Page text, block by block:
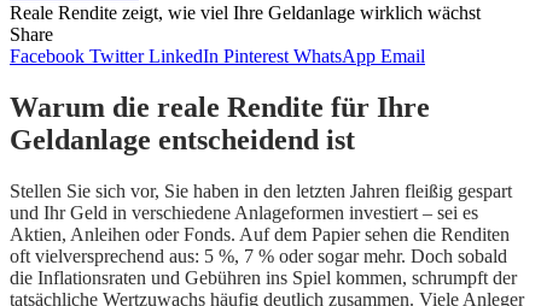
Reale Rendite zeigt, wie viel Ihre Geldanlage wirklich wächst
Share
Facebook Twitter LinkedIn Pinterest WhatsApp Email
Warum die reale Rendite für Ihre
Geldanlage entscheidend ist
Stellen Sie sich vor, Sie haben in den letzten Jahren fleißig gespart
und Ihr Geld in verschiedene Anlageformen investiert – sei es
Aktien, Anleihen oder Fonds. Auf dem Papier sehen die Renditen
oft vielversprechend aus: 5 %, 7 % oder sogar mehr. Doch sobald
die Inflationsraten und Gebühren ins Spiel kommen, schrumpft der
tatsächliche Wertzuwachs häufig deutlich zusammen. Viele Anleger